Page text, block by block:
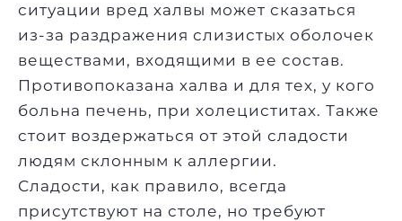
ситуации вред халвы может сказаться
из-за раздражения слизистых оболочек
веществами, входящими в ее состав.
Противопоказана халва и для тех, у кого
больна печень, при холециститах. Также
стоит воздержаться от этой сладости
людям склонным к аллергии.
Сладости , как правило, всегда
присутствуют на столе, но требуют